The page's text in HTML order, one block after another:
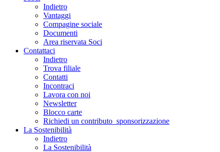
Indietro
Vantaggi
Compagine sociale
Documenti
Area riservata Soci
Contattaci
Indietro
Trova filiale
Contatti
Incontraci
Lavora con noi
Newsletter
Blocco carte
Richiedi un contributo_sponsorizzazione
La Sostenibilità
Indietro
La Sostenibilità